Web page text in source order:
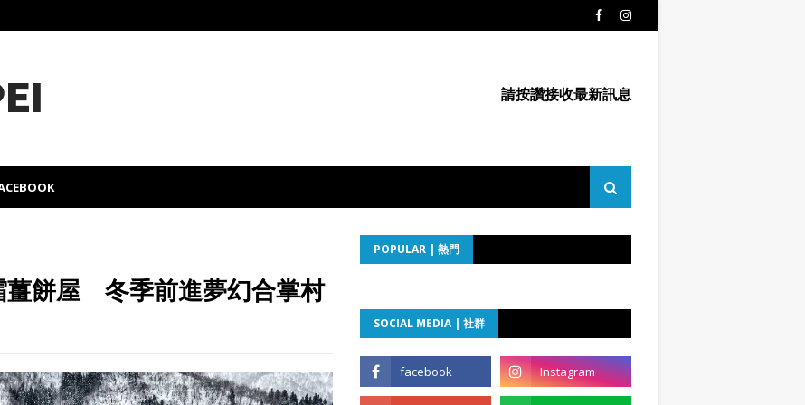
請按讚接收最新訊息
薑餅屋 冬季前進夢幻合掌村
POPULAR | 熱門
SOCIAL MEDIA | 社群